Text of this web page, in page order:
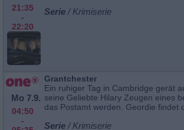
21:35
-
22:20
Serie / Krimiserie
Mo 7.9.
04:50
-
Grantchester
Ein ruhiger Tag in Cambridge gerät
seine Geliebte Hilary Zeugen eines
das Postamt werden. Geordie findet
Serie / Krimiserie